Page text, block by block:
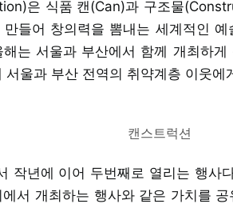
은 식품 캔(Can)과 구조물
들어 창의력을 뽐내는 세계적인
는 서울과 부산에서 함께 개최하
서울과 부산 전역의 취약계층 이웃에
캔스트럭션
작년에 이어 두번째로 열리는 행사
서 개최하는 행사와 같은 가치를